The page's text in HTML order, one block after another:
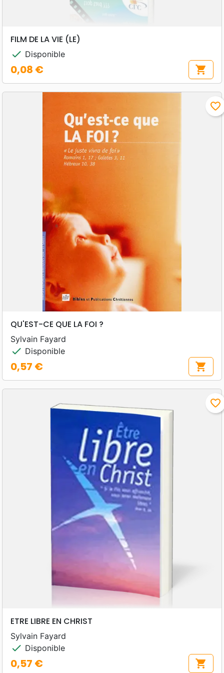
FILM DE LA VIE (LE)
check Disponible
Prix
0,08 € shopping_cart
favorite_border
QU'EST-CE QUE LA FOI ?
Sylvain Fayard
check Disponible
Prix
0,57 € shopping_cart
favorite_border
ETRE LIBRE EN CHRIST
Sylvain Fayard
check Disponible
Prix
0,57 € shopping_cart